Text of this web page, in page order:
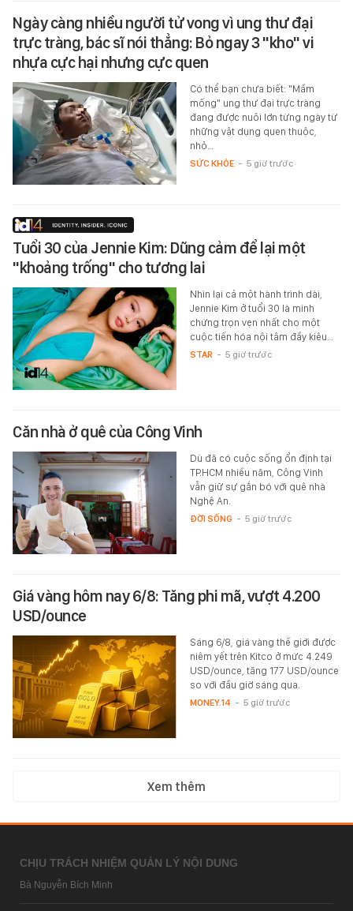
Ngày càng nhiều người tử vong vì ung thư đại
trực tràng, bác sĩ nói thẳng: Bỏ ngay 3 "kho" vi
nhựa cực hại nhưng cực quen
Có thể bạn chưa biết: "Mầm
mống" ung thư đại trực tràng
đang được nuôi lớn từng ngày từ
những vật dụng quen thuộc,
nhỏ…
SỨC KHỎE - 5 giờ trước
Tuổi 30 của Jennie Kim: Dũng cảm để lại một
"khoảng trống" cho tương lai
Nhìn lại cả một hành trình dài,
Jennie Kim ở tuổi 30 là minh
chứng trọn vẹn nhất cho một
cuộc tiến hóa nội tâm đầy kiêu…
STAR - 5 giờ trước
Căn nhà ở quê của Công Vinh
Dù đã có cuộc sống ổn định tại
TP.HCM nhiều năm, Công Vinh
vẫn giữ sự gắn bó với quê nhà
Nghệ An.
ĐỜI SỐNG - 5 giờ trước
Giá vàng hôm nay 6/8: Tăng phi mã, vượt 4.200
USD/ounce
Sáng 6/8, giá vàng thế giới được
niêm yết trên Kitco ở mức 4.249
USD/ounce, tăng 177 USD/ounce
so với đầu giờ sáng qua.
MONEY.14 - 5 giờ trước
Xem thêm
CHỊU TRÁCH NHIỆM QUẢN LÝ NỘI DUNG
Bà Nguyễn Bích Minh